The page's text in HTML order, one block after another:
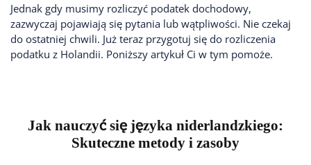
Jednak gdy musimy rozliczyć podatek dochodowy,
zazwyczaj pojawiają się pytania lub wątpliwości. Nie czekaj
do ostatniej chwili. Już teraz przygotuj się do rozliczenia
podatku z Holandii. Poniższy artykuł Ci w tym pomoże.
Jak nauczyć się języka niderlandzkiego:
Skuteczne metody i zasoby